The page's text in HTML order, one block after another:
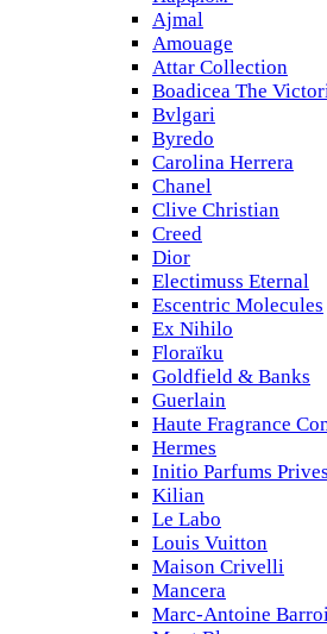
Ajmal
Amouage
Attar Collection
Boadicea The
Bvlgari
Byredo
Carolina Herrera
Chanel
Clive Christian
Creed
Dior
Electimuss Eternal
Escentric Molecules
Ex Nihilo
Floraïku
Goldfield & Banks
Guerlain
Haute Fragrance
Hermes
Initio Parfums Prives
Kilian
Le Labo
Louis Vuitton
Maison Crivelli
Mancera
Marc-Antoine